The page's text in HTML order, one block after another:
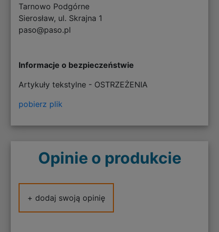
Tarnowo Podgórne
Sierosław, ul. Skrajna 1
paso@paso.pl
Informacje o bezpieczeństwie
Artykuły tekstylne - OSTRZEŻENIA
pobierz plik
Opinie o produkcie
+ dodaj swoją opinię